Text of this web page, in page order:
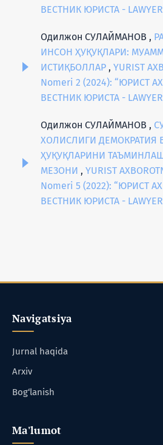
ВЕСТНИК ЮРИСТА - LAWYER
Одилжон СУЛАЙМАНОВ ,
ИНСОН ҲУҚУҚЛАРИ:
ИСТИҚБОЛЛАР , YURIST
Nomeri 2 (2024): “ЮРИСТ
ВЕСТНИК ЮРИСТА - LAWYER
Одилжон СУЛАЙМАНОВ ,
ХОЛИСЛИГИ ДЕМОКРАТИЯ
ҲУҚУҚЛАРИНИ
МЕЗОНИ , YURIST
Nomeri 5 (2022): “ЮРИСТ
ВЕСТНИК ЮРИСТА - LAWYER
Navigatsiya
Jurnal haqida
Arxiv
Bog‘lanish
Ma'lumot